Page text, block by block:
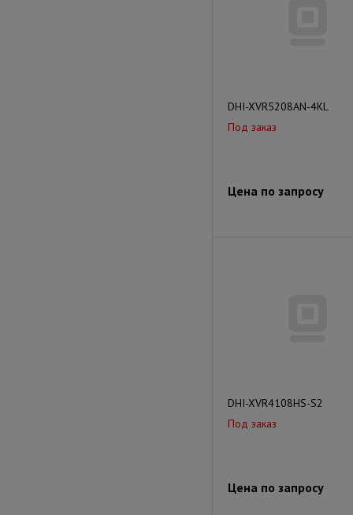
DHI-XVR5208AN-4KL
Под заказ
Цена по запросу
DHI-XVR4108HS-S2
Под заказ
Цена по запросу